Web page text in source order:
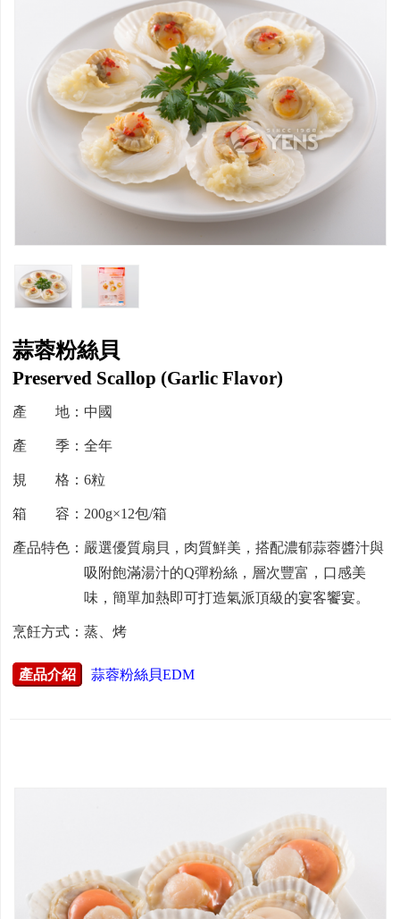
蒜蓉粉絲貝
Preserved Scallop (Garlic Flavor)
產 地：中國
產 季：全年
規 格：6粒
箱 容：200g×12包/箱
產品特色：嚴選優質扇貝，肉質鮮美，搭配濃郁蒜蓉醬汁與
吸附飽滿湯汁的Q彈粉絲，層次豐富，口感美
味，簡單加熱即可打造氣派頂級的宴客饗宴。
烹飪方式：蒸、烤
產品介紹 蒜蓉粉絲貝EDM